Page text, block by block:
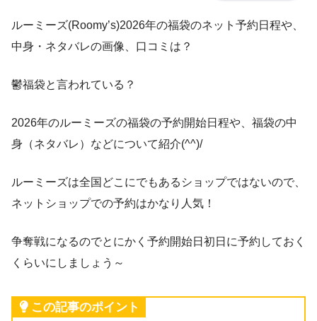
ルーミーズ(Roomy’s)2026年の福袋のネット予約日程や、
中身・ネタバレの画像、口コミは？
鬱福袋と言われている？
2026年のルーミーズの福袋の予約開始日程や、福袋の中
身（ネタバレ）などについて紹介(^^)/
ルーミーズは全国どこにでもあるショップではないので、
ネットショップでの予約はかなり人気！
争奪戦になるのでとにかく予約開始日初日に予約しておく
くらいにしましょう～
この記事のポイント